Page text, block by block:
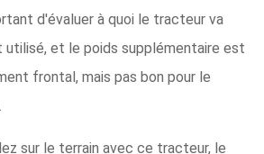
d'évaluer à quoi le tracteur va
utilisé, et le poids supplémentaire est
frontal, mais pas bon pour le
sur le terrain avec ce tracteur, le